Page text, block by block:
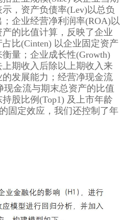
，资产负债率(Lev)以总负
企业经营净利润率(ROA)以
的比值计算，反映了企业
比(Cinten) 以企业固定资产
量；企业成长性(Growth)
期收入后除以上期收入来
发展能力；经营净现金流
金流与期末总资产的比值
股比例(Top1) 及上市年龄
固定效应，我们还控制了年